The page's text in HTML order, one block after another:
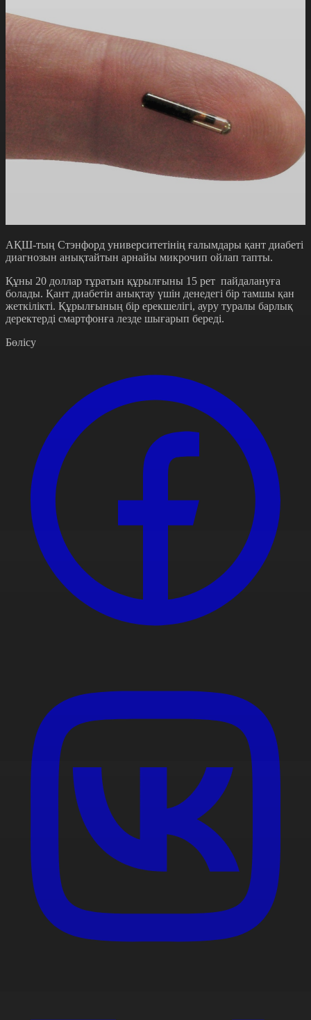
АҚШ-тың Стэнфорд университетінің ғалымдары қант диабеті
диагнозын анықтайтын арнайы микрочип ойлап тапты.
Құны 20 доллар тұратын құрылғыны 15 рет пайдалануға
болады. Қант диабетін анықтау үшін денедегі бір тамшы қан
жеткілікті. Құрылғының бір ерекшелігі, ауру туралы барлық
деректерді смартфонға лезде шығарып береді.
Бөлісу